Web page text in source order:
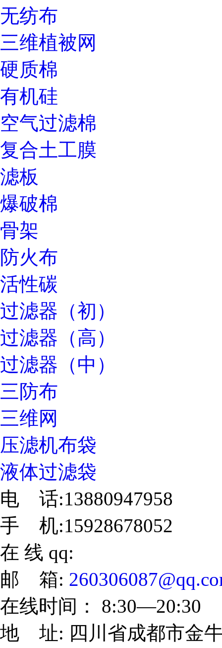
无纺布
三维植被网
硬质棉
有机硅
空气过滤棉
复合土工膜
滤板
爆破棉
骨架
防火布
活性碳
过滤器（初）
过滤器（高）
过滤器（中）
三防布
三维网
压滤机布袋
液体过滤袋
电 话:13880947958
手 机:15928678052
在 线 qq:
邮 箱:
在线时间： 8:30—20:30
地 址: 四川省成都市金